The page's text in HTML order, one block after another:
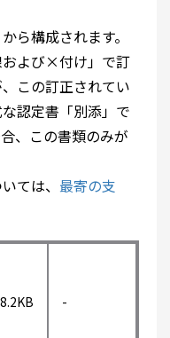
ら構成されます。
および×付け」で訂
この訂正されてい
認定書「別添」で
、この書類のみが
ては、 最寄の支
-